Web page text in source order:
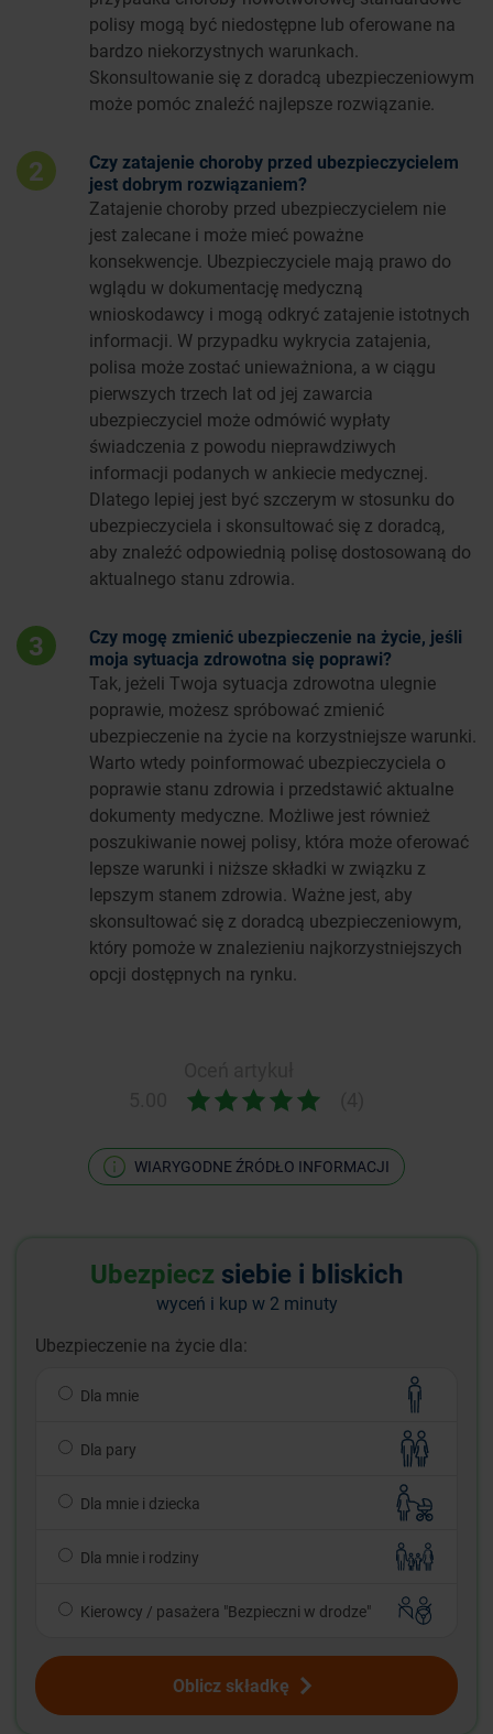
polisy mogą być niedostępne lub oferowane na
bardzo niekorzystnych warunkach.
Skonsultowanie się z doradcą ubezpieczeniowym
może pomóc znaleźć najlepsze rozwiązanie.
2
Czy zatajenie choroby przed ubezpieczycielem
jest dobrym rozwiązaniem?
Zatajenie choroby przed ubezpieczycielem nie
jest zalecane i może mieć poważne
konsekwencje. Ubezpieczyciele mają prawo do
wglądu w dokumentację medyczną
wnioskodawcy i mogą odkryć zatajenie istotnych
informacji. W przypadku wykrycia zatajenia,
polisa może zostać unieważniona, a w ciągu
pierwszych trzech lat od jej zawarcia
ubezpieczyciel może odmówić wypłaty
świadczenia z powodu nieprawdziwych
informacji podanych w ankiecie medycznej.
Dlatego lepiej jest być szczerym w stosunku do
ubezpieczyciela i skonsultować się z doradcą,
aby znaleźć odpowiednią polisę dostosowaną do
aktualnego stanu zdrowia.
3
Czy mogę zmienić ubezpieczenie na życie, jeśli
moja sytuacja zdrowotna się poprawi?
Tak, jeżeli Twoja sytuacja zdrowotna ulegnie
poprawie, możesz spróbować zmienić
ubezpieczenie na życie na korzystniejsze warunki.
Warto wtedy poinformować ubezpieczyciela o
poprawie stanu zdrowia i przedstawić aktualne
dokumenty medyczne. Możliwe jest również
poszukiwanie nowej polisy, która może oferować
lepsze warunki i niższe składki w związku z
lepszym stanem zdrowia. Ważne jest, aby
skonsultować się z doradcą ubezpieczeniowym,
który pomoże w znalezieniu najkorzystniejszych
opcji dostępnych na rynku.
WIARYGODNE ŹRÓDŁO INFORMACJI
Ubezpiecz siebie i bliskich
wyceń i kup w 2 minuty
Ubezpieczenie na życie dla:
Dla mnie
Dla pary
Dla mnie i dziecka
Dla mnie i rodziny
Kierowcy / pasażera "Bezpieczni w drodze"
Oblicz składkę